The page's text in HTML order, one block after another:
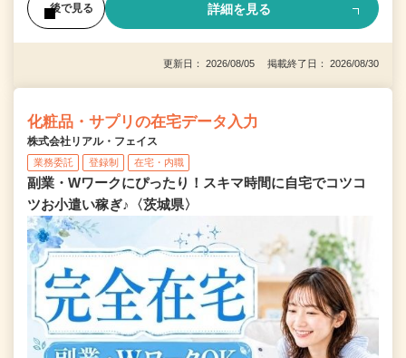
後で見る 詳細を見る
更新日： 2026/08/05 掲載終了日： 2026/08/30
化粧品・サプリの在宅データ入力
株式会社リアル・フェイス
業務委託 登録制 在宅・内職
副業・Wワークにぴったり！スキマ時間に自宅でコツコ
ツお小遣い稼ぎ♪〈茨城県〉